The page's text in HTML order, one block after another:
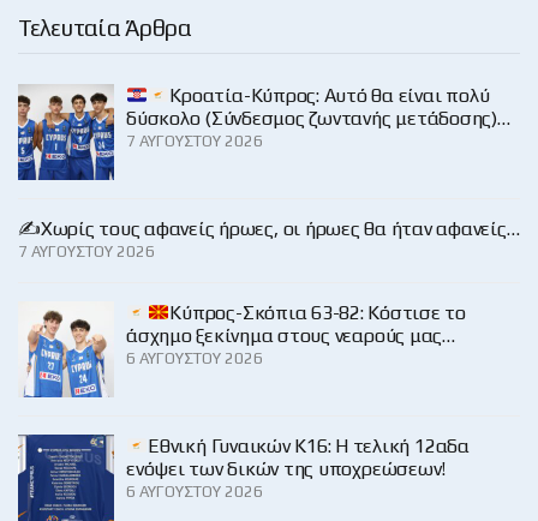
Τελευταία Άρθρα
Κροατία-Κύπρος: Αυτό θα είναι πολύ
δύσκολο (Σύνδεσμος ζωντανής μετάδοσης)…
7 ΑΥΓΟΎΣΤΟΥ 2026
✍️Χωρίς τους αφανείς ήρωες, οι ήρωες θα ήταν αφανείς…
7 ΑΥΓΟΎΣΤΟΥ 2026
Κύπρος-Σκόπια 63-82: Κόστισε το
άσχημο ξεκίνημα στους νεαρούς μας…
6 ΑΥΓΟΎΣΤΟΥ 2026
Εθνική Γυναικών Κ16: Η τελική 12αδα
ενόψει των δικών της υποχρεώσεων!
6 ΑΥΓΟΎΣΤΟΥ 2026